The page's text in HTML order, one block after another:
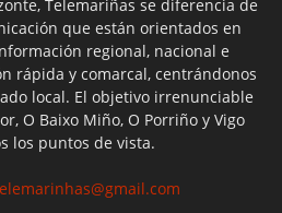
Telemariñas se diferencia de
que están orientados en
regional, nacional e
rápida y comarcal, centrándonos
local. El objetivo irrenunciable
O Baixo Miño, O Porriño y Vigo
los puntos de vista.